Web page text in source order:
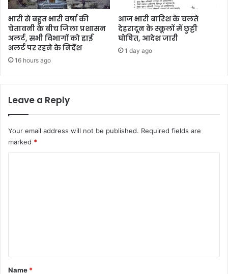
भारी से बहुत भारी वर्षा की
चेतावनी के बीच जिला प्रशासन
अलर्ट, सभी विभागों को हाई
अलर्ट पर रहने के निर्देश
16 hours ago
आज भारी बारिश के चलते
देहरादून के स्कूलों में छुट्टी
घोषित, आदेश जारी
1 day ago
Leave a Reply
Your email address will not be published. Required fields are
marked *
*
Name *